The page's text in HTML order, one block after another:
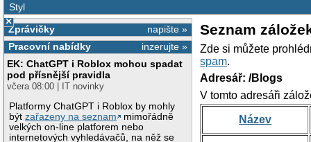
Styl
×
napište »
Zprávičky
inzerujte »
Pracovní nabídky
EK: ChatGPT i Roblox mohou spadat
pod přísnější pravidla
včera 08:00 | IT novinky
Platformy ChatGPT i Roblox by mohly
býtzařazeny na seznam
mimořádně
velkých on-line platforem nebo
internetových vyhledávačů, na něž se
Seznam
Zde si můžete
spam.
Adresář: /Blogs
V tomto adresáři
Název